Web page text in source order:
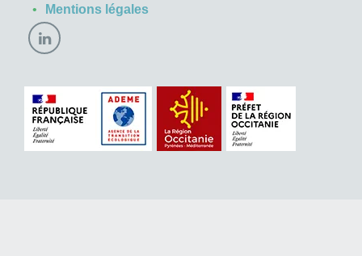
Mentions légales